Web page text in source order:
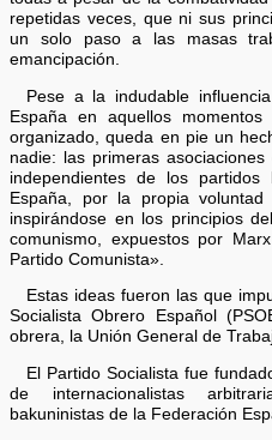
repetidas veces, que ni sus
un solo paso a las masas
emancipación.
Pese a la indudable
España en aquellos
organizado, queda en pie un
nadie: las primeras
independientes de los partidos
España, por la propia
inspirándose en los principios
comunismo, expuestos por
Partido Comunista».
Estas ideas fueron las que
Socialista Obrero Español
obrera, la Unión General de
El Partido Socialista fue
de internacionalistas
bakuninistas de la Federación